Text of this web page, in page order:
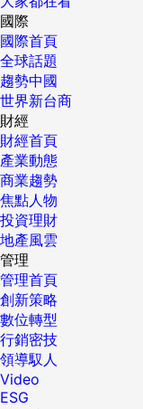
國際
國際首頁
全球話題
趨勢中國
世界新台商
財經
財經首頁
產業動態
商業趨勢
焦點人物
投資理財
地產風雲
管理
管理首頁
創新策略
數位轉型
行銷密技
領導馭人
Video
ESG